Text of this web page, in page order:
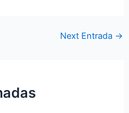
Next Entrada →